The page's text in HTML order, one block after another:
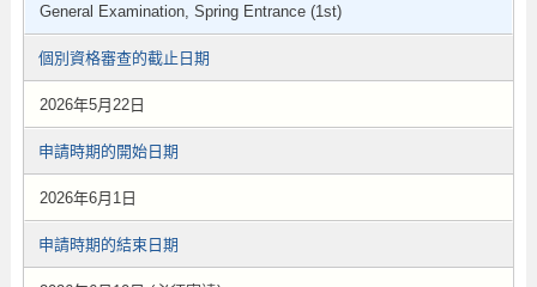
General Examination, Spring Entrance (1st)
個別資格審查的截止日期
2026年5月22日
申請時期的開始日期
2026年6月1日
申請時期的結束日期